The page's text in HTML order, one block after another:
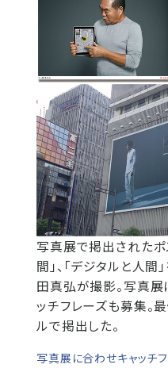
写真展で掲出された
間」、「デジタルと人間
田真弘が撮影。写真
ッチフレーズも募集。
ルで掲出した。
写真展に合わせキャッチ